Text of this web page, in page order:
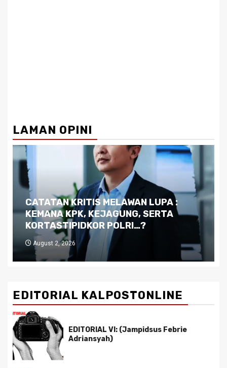
LAMAN OPINI
Dilema Kaltim di Tengah Krisis:
Kutukan Sumber Daya Alam dan
Pemimpin yang Tak Kreatif
July 29, 2026
EDITORIAL KALPOSTONLINE
EDITORIAL VI: (Jampidsus Febrie
Adriansyah)